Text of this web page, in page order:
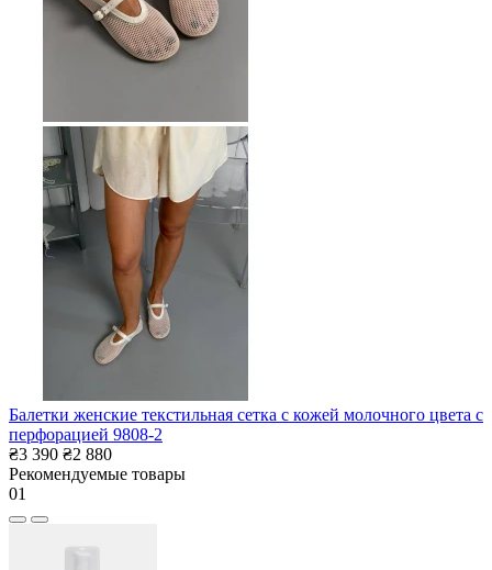
Балетки женские текстильная сетка с кожей молочного цвета с
перфорацией 9808-2
₴3 390 ₴2 880
Рекомендуемые товары
01